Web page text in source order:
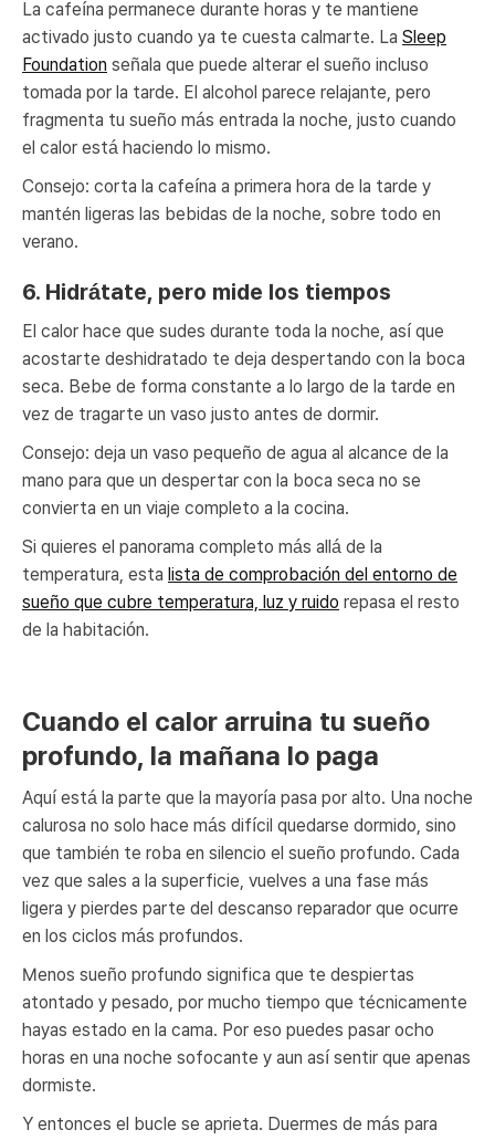
La cafeína permanece durante horas y te mantiene
activado justo cuando ya te cuesta calmarte. La Sleep
Foundation señala que puede alterar el sueño incluso
tomada por la tarde. El alcohol parece relajante, pero
fragmenta tu sueño más entrada la noche, justo cuando
el calor está haciendo lo mismo.
Consejo: corta la cafeína a primera hora de la tarde y
mantén ligeras las bebidas de la noche, sobre todo en
verano.
6. Hidrátate, pero mide los tiempos
El calor hace que sudes durante toda la noche, así que
acostarte deshidratado te deja despertando con la boca
seca. Bebe de forma constante a lo largo de la tarde en
vez de tragarte un vaso justo antes de dormir.
Consejo: deja un vaso pequeño de agua al alcance de la
mano para que un despertar con la boca seca no se
convierta en un viaje completo a la cocina.
Si quieres el panorama completo más allá de la
temperatura, esta lista de comprobación del entorno de
sueño que cubre temperatura, luz y ruido repasa el resto
de la habitación.
Cuando el calor arruina tu sueño
profundo, la mañana lo paga
Aquí está la parte que la mayoría pasa por alto. Una noche
calurosa no solo hace más difícil quedarse dormido, sino
que también te roba en silencio el sueño profundo. Cada
vez que sales a la superficie, vuelves a una fase más
ligera y pierdes parte del descanso reparador que ocurre
en los ciclos más profundos.
Menos sueño profundo significa que te despiertas
atontado y pesado, por mucho tiempo que técnicamente
hayas estado en la cama. Por eso puedes pasar ocho
horas en una noche sofocante y aun así sentir que apenas
dormiste.
Y entonces el bucle se aprieta. Duermes de más para